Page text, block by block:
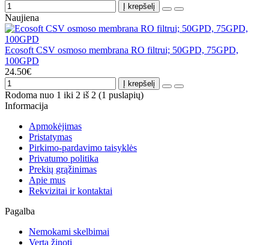
Į krepšelį
Naujiena
Ecosoft CSV osmoso membrana RO filtrui; 50GPD, 75GPD,
100GPD
24.50€
Į krepšelį
Rodoma nuo 1 iki 2 iš 2 (1 puslapių)
Informacija
Apmokėjimas
Pristatymas
Pirkimo-pardavimo taisyklės
Privatumo politika
Prekių grąžinimas
Apie mus
Rekvizitai ir kontaktai
Pagalba
Nemokami skelbimai
Verta žinoti